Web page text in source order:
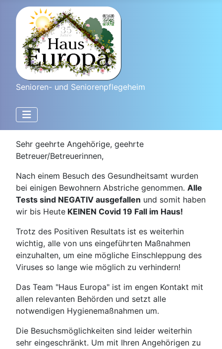
Senioren- und Seniorenpflegeheim
Sehr geehrte Angehörige, geehrte
Betreuer/Betreuerinnen,
Nach einem Besuch des Gesundheitsamt wurden
bei einigen Bewohnern Abstriche genommen. Alle
Tests sind NEGATIV ausgefallen und somit haben
wir bis Heute KEINEN Covid 19 Fall im Haus!
Trotz des Positiven Resultats ist es weiterhin
wichtig, alle von uns eingeführten Maßnahmen
einzuhalten, um eine mögliche Einschleppung des
Viruses so lange wie möglich zu verhindern!
Das Team "Haus Europa" ist im engen Kontakt mit
allen relevanten Behörden und setzt alle
notwendigen Hygienemaßnahmen um.
Die Besuchsmöglichkeiten sind leider weiterhin
sehr eingeschränkt. Um mit Ihren Angehörigen zu